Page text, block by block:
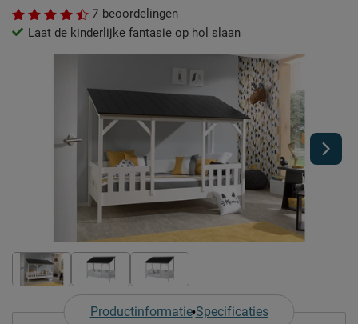
7 beoordelingen
Laat de kinderlijke fantasie op hol slaan
Productinformatie Specificaties